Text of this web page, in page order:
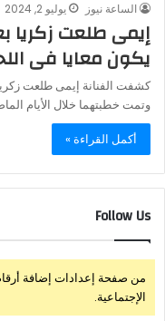
الساعة نيوز يوليو 2, 2024
إيمى طلعت زكريا
يكون معايا فى
كشفت الفنانة إيمى طلعت
وتمت خطبتهما خلال الأيام
أكمل القراءة »
Follow Us
من صفحة إعدادات إضافة
الإجتماعية.